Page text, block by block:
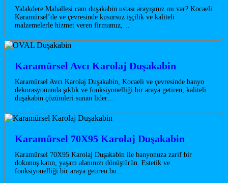
Yalakdere Mahallesi cam duşakabin ustası arayışınız mı var? Kocaeli
Karamürsel’de ve çevresinde kusursuz işçilik ve kaliteli
malzemelerle hizmet veren firmamız,…
Karamürsel Avcı Karolaj Duşakabin
Karamürsel Avcı Karolaj Duşakabin, Kocaeli ve çevresinde banyo
dekorasyonunda şıklık ve fonksiyonelliği bir araya getiren, kaliteli
duşakabin çözümleri sunan lider…
Karamürsel 70X95 Karolaj Duşakabin
Karamürsel 70X95 Karolaj Duşakabin ile banyonuza zarif bir
dokunuş katın, yaşam alanınızı dönüştürün. Estetik ve
fonksiyonelliği bir araya getiren bu…